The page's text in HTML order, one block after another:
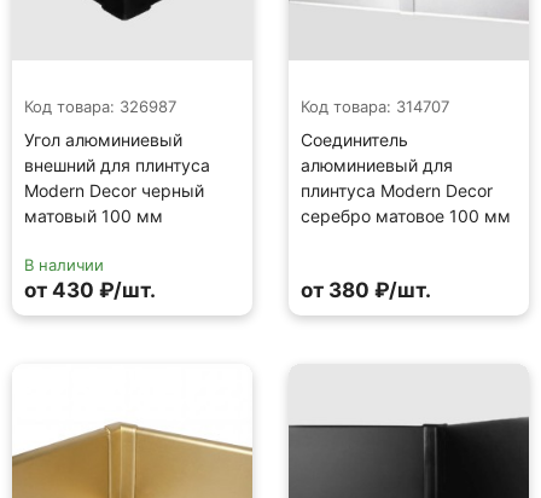
Код товара: 326987
Угол алюминиевый
внешний для плинтуса
Modern Decor черный
матовый 100 мм
В наличии
от 430 ₽/шт.
Код товара: 314707
Соединитель
алюминиевый для
плинтуса Modern Decor
серебро матовое 100 мм
от 380 ₽/шт.